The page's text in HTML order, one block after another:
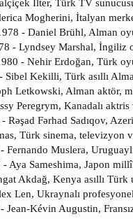
İlter, Türk TV
Mogherini, İtalyan
- Daniel Brühl, Alman
- Lyndsey Marshal, İngiliz
- Nehir Erdoğan, Türk
Sibel Kekilli, Türk asıllı
Letkowski, Alman aktör,
Peregrym, Kanadalı
Rəşad Fərhad Sadıqov,
Türk sinema, televizyon
Fernando Muslera,
- Aya Sameshima, Japon
Akdağ, Kenya asıllı Türk
Len, Ukraynalı
Jean-Kévin Augustin,